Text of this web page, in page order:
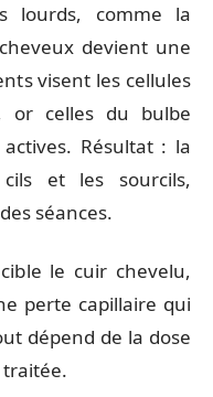
lourds, comme la
devient une
visent les cellules
or celles du bulbe
Résultat : la
et les sourcils,
séances.
le cuir chevelu,
perte capillaire qui
dépend de la dose
traitée.